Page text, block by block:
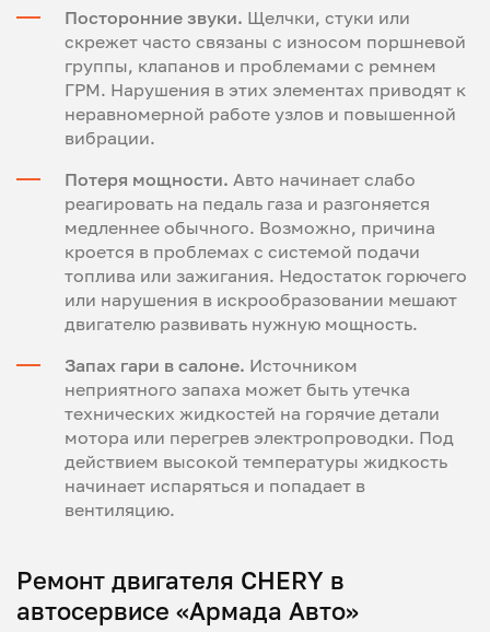
Посторонние звуки. Щелчки, стуки или
скрежет часто связаны с износом поршневой
группы, клапанов и проблемами с ремнем
ГРМ. Нарушения в этих элементах приводят к
неравномерной работе узлов и повышенной
вибрации.
Потеря мощности. Авто начинает слабо
реагировать на педаль газа и разгоняется
медленнее обычного. Возможно, причина
кроется в проблемах с системой подачи
топлива или зажигания. Недостаток горючего
или нарушения в искрообразовании мешают
двигателю развивать нужную мощность.
Запах гари в салоне. Источником
неприятного запаха может быть утечка
технических жидкостей на горячие детали
мотора или перегрев электропроводки. Под
действием высокой температуры жидкость
начинает испаряться и попадает в
вентиляцию.
Ремонт двигателя CHERY в
автосервисе «Армада Авто»